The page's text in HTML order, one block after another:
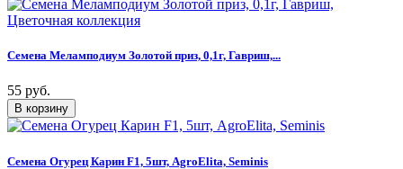
Семена Меламподиум Золотой приз, 0,1г, Гавриш,...
55 руб.
Семена Огурец Карин F1, 5шт, AgroElita, Seminis